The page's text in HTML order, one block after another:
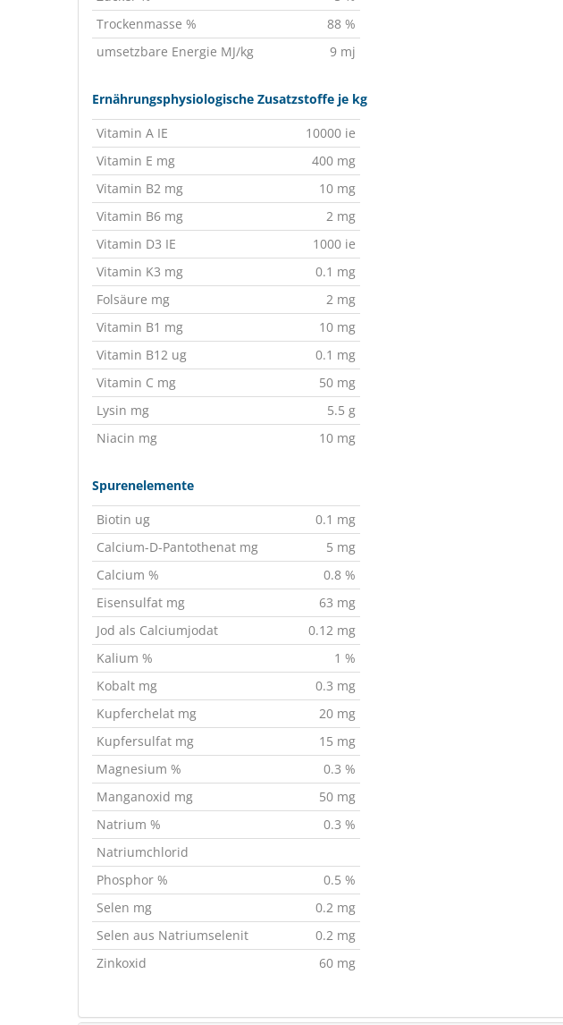
Trockenmasse %
88 %
umsetzbare Energie MJ/kg
9 mj
Ernährungsphysiologische Zusatzstoffe je kg
Vitamin A IE
10000 ie
Vitamin E mg
400 mg
Vitamin B2 mg
10 mg
Vitamin B6 mg
2 mg
Vitamin D3 IE
1000 ie
Vitamin K3 mg
0.1 mg
Folsäure mg
2 mg
Vitamin B1 mg
10 mg
Vitamin B12 ug
0.1 mg
Vitamin C mg
50 mg
Lysin mg
5.5 g
Niacin mg
10 mg
Spurenelemente
Biotin ug
0.1 mg
Calcium-D-Pantothenat mg
5 mg
Calcium %
0.8 %
Eisensulfat mg
63 mg
Jod als Calciumjodat
0.12 mg
Kalium %
1 %
Kobalt mg
0.3 mg
Kupferchelat mg
20 mg
Kupfersulfat mg
15 mg
Magnesium %
0.3 %
Manganoxid mg
50 mg
Natrium %
0.3 %
Natriumchlorid
Phosphor %
0.5 %
Selen mg
0.2 mg
Selen aus Natriumselenit
0.2 mg
Zinkoxid
60 mg